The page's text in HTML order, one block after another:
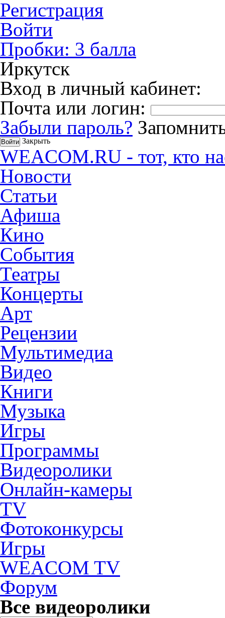
Регистрация
Войти
Пробки: 3 балла
Иркутск
Вход в личный кабинет:
Почта или логин:
Забыли пароль?
Закрыть
WEACOM.RU - тот, кто
Новости
Статьи
Афиша
Кино
События
Театры
Концерты
Арт
Рецензии
Мультимедиа
Видео
Книги
Музыка
Игры
Программы
Видеоролики
Онлайн-камеры
TV
Фотоконкурсы
Игры
WEACOM TV
Форум
Все видеоролики